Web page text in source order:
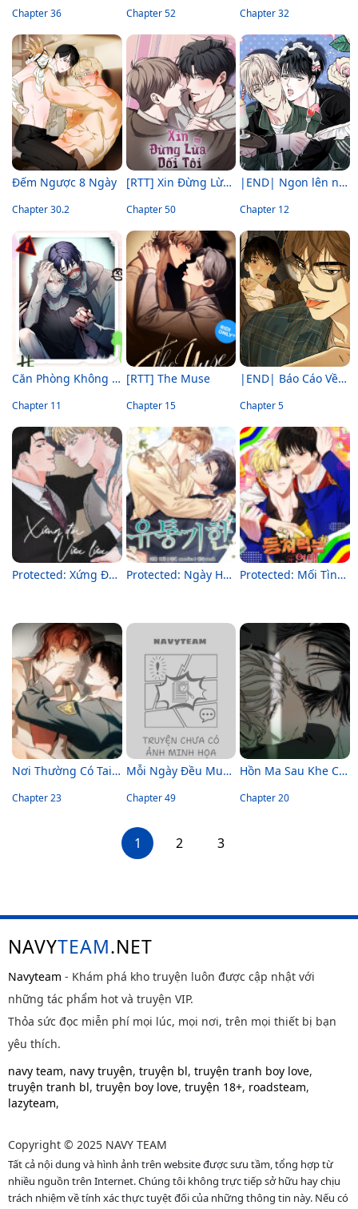
Chapter 36 Chapter 52 Chapter 32
Đếm Ngược 8 Ngày
Chapter 30.2
[RTT] Xin Đừng Lừa Dối Tôi
Chapter 50
|END| Ngon lên nào! Nhăm nhăm~
Chapter 12
Căn Phòng Không Cửa Sổ
Chapter 11
[RTT] The Muse
Chapter 15
|END| Báo Cáo Về Nô Lệ O Bị Khuất Phục
Chapter 5
Protected: Xứng Đôi Vừa Lứa Protected: Ngày Hết Hạn Protected: Mối Tình Lừa Đảo – Không Che
Nơi Thường Có Tai Nạn
Chapter 23
Mỗi Ngày Đều Muốn Làm Bệnh Kiều Vương Tử Xấu Hổ Tới Độn Thổ
Chapter 49
Hồn Ma Sau Khe Cửa
Chapter 20
1 2 3
NAVYTEAM.NET
Navyteam - Khám phá kho truyện luôn được cập nhật với
những tác phẩm hot và truyện VIP.
Thỏa sức đọc miễn phí mọi lúc, mọi nơi, trên mọi thiết bị bạn
yêu thích.
navy team, navy truyện, truyện bl, truyện tranh boy love,
truyện tranh bl, truyện boy love, truyện 18+, roadsteam,
lazyteam,
Copyright © 2025 NAVY TEAM
Tất cả nội dung và hình ảnh trên website được sưu tầm, tổng hợp từ
nhiều nguồn trên Internet. Chúng tôi không trực tiếp sở hữu hay chịu
trách nhiệm về tính xác thực tuyệt đối của những thông tin này. Nếu có